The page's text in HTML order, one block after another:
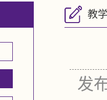
教
发